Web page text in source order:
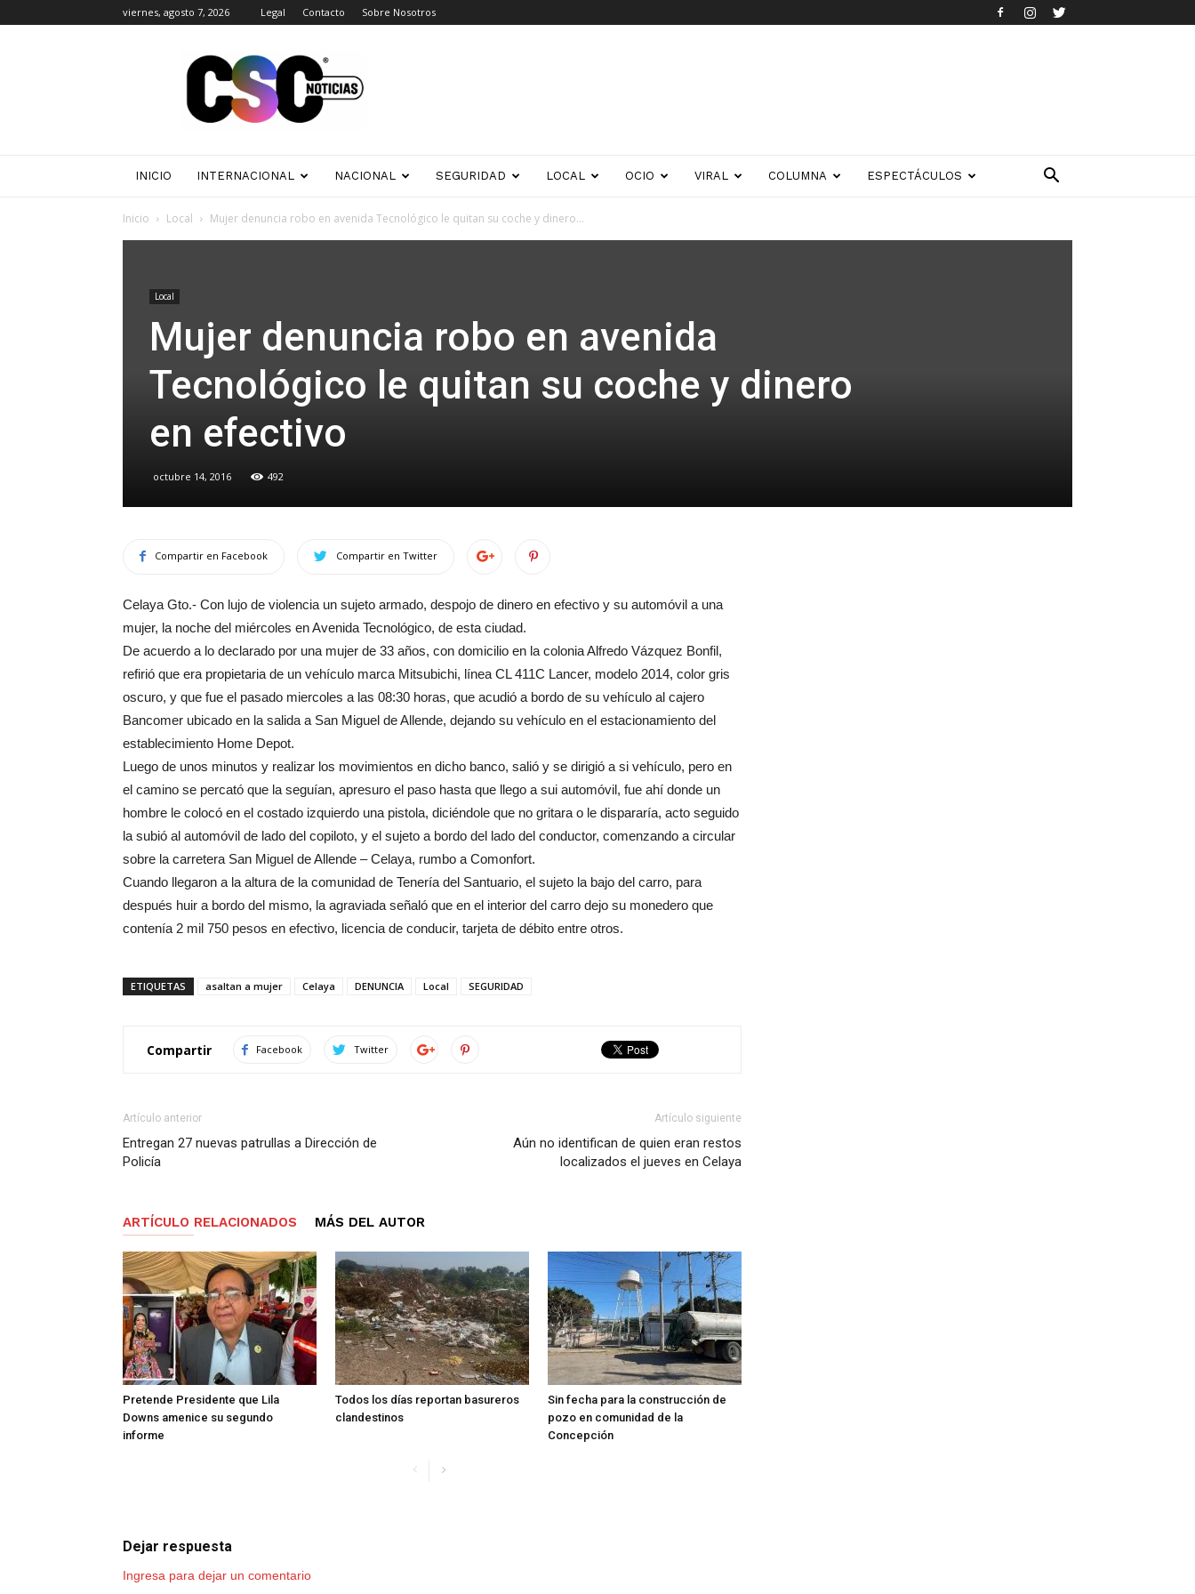
viernes, agosto 7, 2026 Legal Contacto Sobre Nosotros
Noticias
INICIO INTERNACIONAL NACIONAL SEGURIDAD LOCAL OCIO VIRAL COLUMNA ESPECTÁCULOS
Inicio Local Mujer denuncia robo en avenida Tecnológico le quitan su coche y dinero...
Local
Mujer denuncia robo en avenida
Tecnológico le quitan su coche y dinero
en efectivo
octubre 14, 2016 492
Compartir en Facebook Compartir en Twitter
Celaya Gto.- Con lujo de violencia un sujeto armado, despojo de dinero en efectivo y su automóvil a una
mujer, la noche del miércoles en Avenida Tecnológico, de esta ciudad.
De acuerdo a lo declarado por una mujer de 33 años, con domicilio en la colonia Alfredo Vázquez Bonfil,
refirió que era propietaria de un vehículo marca Mitsubichi, línea CL 411C Lancer, modelo 2014, color gris
oscuro, y que fue el pasado miercoles a las 08:30 horas, que acudió a bordo de su vehículo al cajero
Bancomer ubicado en la salida a San Miguel de Allende, dejando su vehículo en el estacionamiento del
establecimiento Home Depot.
Luego de unos minutos y realizar los movimientos en dicho banco, salió y se dirigió a si vehículo, pero en
el camino se percató que la seguían, apresuro el paso hasta que llego a sui automóvil, fue ahí donde un
hombre le colocó en el costado izquierdo una pistola, diciéndole que no gritara o le dispararía, acto seguido
la subió al automóvil de lado del copiloto, y el sujeto a bordo del lado del conductor, comenzando a circular
sobre la carretera San Miguel de Allende – Celaya, rumbo a Comonfort.
Cuando llegaron a la altura de la comunidad de Tenería del Santuario, el sujeto la bajo del carro, para
después huir a bordo del mismo, la agraviada señaló que en el interior del carro dejo su monedero que
contenía 2 mil 750 pesos en efectivo, licencia de conducir, tarjeta de débito entre otros.
ETIQUETAS asaltan a mujer Celaya DENUNCIA Local SEGURIDAD
Compartir Facebook Twitter
Artículo anterior
Entregan 27 nuevas patrullas a Dirección de
Policía
Artículo siguiente
Aún no identifican de quien eran restos
localizados el jueves en Celaya
ARTÍCULO RELACIONADOS MÁS DEL AUTOR
Pretende Presidente que Lila
Downs amenice su segundo
informe
Todos los días reportan basureros
clandestinos
Sin fecha para la construcción de
pozo en comunidad de la
Concepción
Dejar respuesta
Ingresa para dejar un comentario